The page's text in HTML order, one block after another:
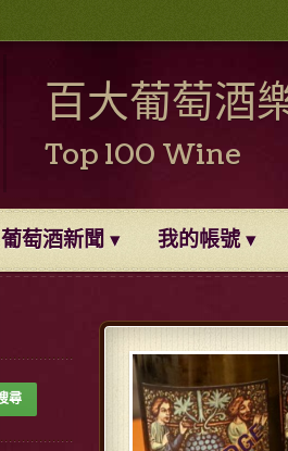
百大葡萄酒
Top 100 Wine
葡萄酒新聞 我的帳號